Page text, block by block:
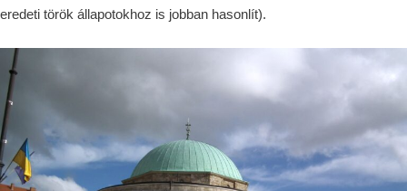
eredeti török állapotokhoz is jobban hasonlít).